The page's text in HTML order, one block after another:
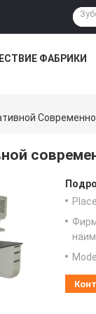
ФАБРИКИ